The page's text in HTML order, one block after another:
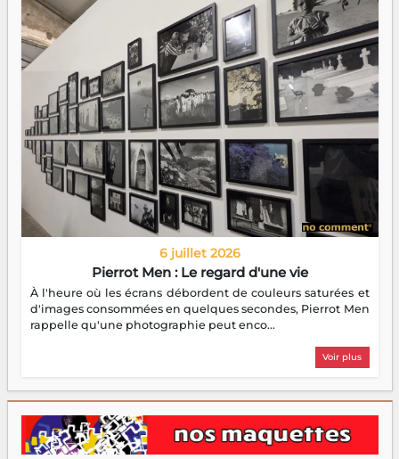
6 juillet 2026
Pierrot Men : Le regard d'une vie
À l'heure où les écrans débordent de couleurs saturées et
d'images consommées en quelques secondes, Pierrot Men
rappelle qu'une photographie peut enco...
Voir plus